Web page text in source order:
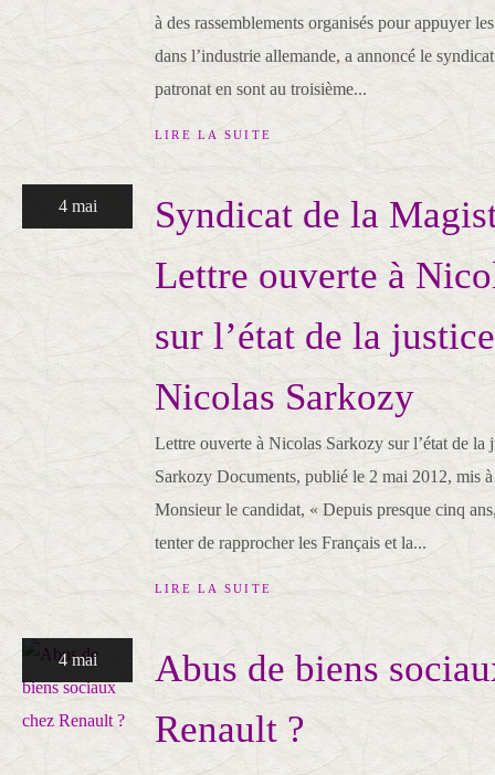
à des rassemblements organisés pour appuyer
dans l’industrie allemande, a annoncé le
patronat en sont au troisième...
LIRE LA SUITE
4 mai
Syndicat de la
Lettre ouverte à
sur l’état de la
Nicolas Sarkozy
Lettre ouverte à Nicolas Sarkozy sur l’état de la
Sarkozy Documents, publié le 2 mai 2012, mis
Monsieur le candidat, « Depuis presque cinq
tenter de rapprocher les Français et la...
LIRE LA SUITE
4 mai
Abus de biens
Renault ?